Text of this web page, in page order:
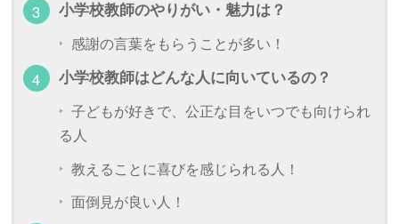
小学校教師のやりがい・魅力は？
感謝の言葉をもらうことが多い！
小学校教師はどんな人に向いているの？
子どもが好きで、公正な目をいつでも向けられ
る人
教えることに喜びを感じられる人！
面倒見が良い人！